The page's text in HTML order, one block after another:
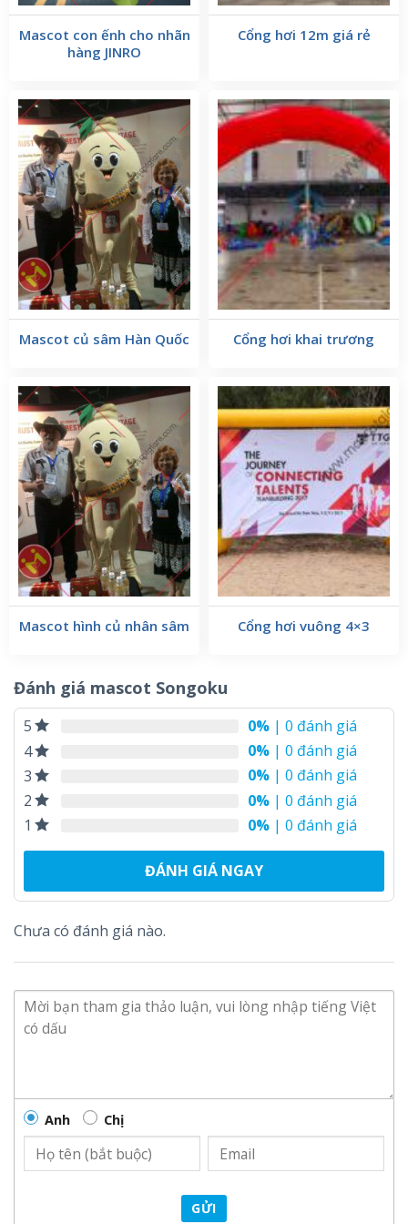
Các cách đánh giá chất lượng của mẫu mascot
Songoku tại xưởng may Mascot:
Để đánh giá chất lượng của một Mascot, xưởng may
Mascot có thể gợi ý cho bạn có thể xem xét các yếu tố
sau:
Đầu tiên và là yếu tố quan trọng nhất, doanh nghiệp
cần đánh giá cách Mascot được thiết kế. Mascot cần
phải có hình dạng, màu sắc và chi tiết rõ ràng, phản
ánh đầy đủ tính cách và thông điệp mà bạn muốn
truyền đạt. Và xưởng may Mascot tự hào với hơn 10
năm kinh nghiệm làm nghề cùng đội ngũ nhân viên
chuyên nghiệp. Các mẫu mascot nói chung và mascot
Songoku nói riêng luôn được hoàn thiện và chỉnh chu
nhất.
Mascot con ếnh cho nhãn
hàng JINRO
Cổng hơi 12m giá rẻ
Mascot củ sâm Hàn Quốc Cổng hơi khai trương
Mascot hình củ nhân sâm Cổng hơi vuông 4×3
Đánh giá mascot Songoku
5 0% | 0 đánh giá
4
0% | 0 đánh giá
3
0% | 0 đánh giá
2
0% | 0 đánh giá
1
0% | 0 đánh giá
ĐÁNH GIÁ NGAY
Chưa có đánh giá nào.
Anh Chị
GỬI